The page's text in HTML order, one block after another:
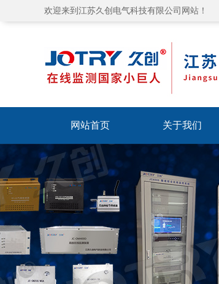
欢迎来到江苏久创电气科技有限公司网站！
网站首页 关于我们